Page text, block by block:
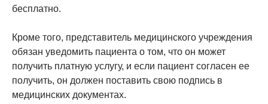
бесплатно.
Кроме того, представитель медицинского учреждения
обязан уведомить пациента о том, что он может
получить платную услугу, и если пациент согласен ее
получить, он должен поставить свою подпись в
медицинских документах.